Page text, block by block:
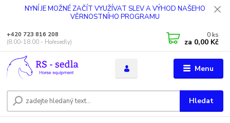
NYNÍ JE MOŽNÉ ZAČÍT VYUŽÍVAT SLEV A VÝHOD NAŠEHO
VĚRNOSTNÍHO PROGRAMU
Menu
Hledat
+420 723 816 208
(8.00-18.00 - Hořesedly)
0 ks
za 0,00 Kč